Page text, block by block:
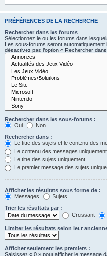
PRÉFÉRENCES DE LA RECHERCHE
Rechercher dans les forums :
Sélectionnez le ou les forums dans
Les sous-forums seront
désactivez pas l’option « Rechercher
Rechercher dans les sous-forums :
Oui
Non
Rechercher dans :
Le titre des sujets et le contenu des
Le contenu des messages uniquement
Le titre des sujets uniquement
Le premier message des sujets
Afficher les résultats sous forme de :
Messages
Sujets
Trier les résultats par :
Croissant
Limiter les résultats selon leur
Afficher seulement les premiers :
Saisissez « 0 » pour afficher le message